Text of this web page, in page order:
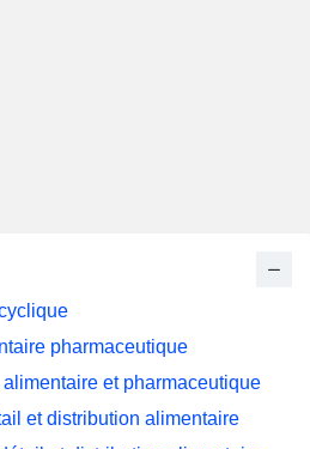
pharmaceutique
et pharmaceutique
et distribution alimentaire